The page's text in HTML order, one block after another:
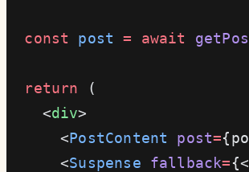
  const
post = await
  return
(
    <
div>
      <
PostContent post=
      <
Suspense fallback={<